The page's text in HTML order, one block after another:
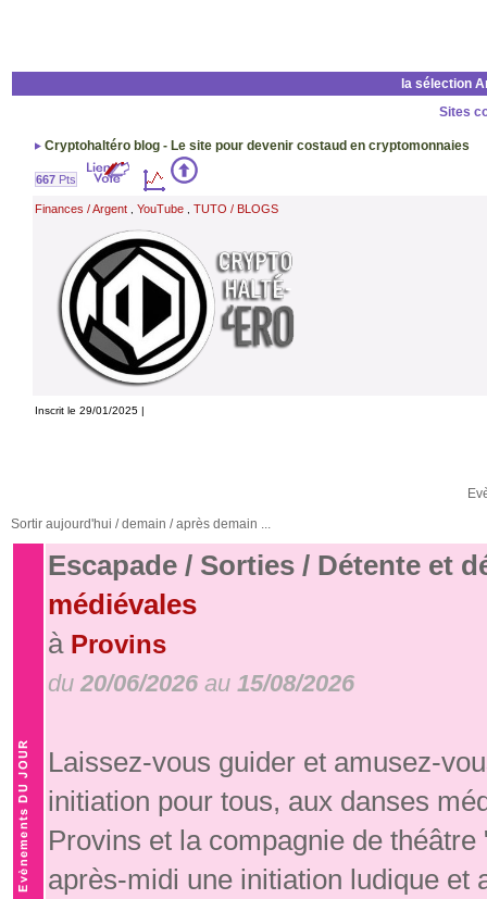
la sélection
Sites
Cryptohaltéro blog - Le site pour devenir costaud en cryptomonnaies
667Pts
Finances / Argent, YouTube, TUTO / BLOGS
Inscrit le 29/01/2025 |
Sortir aujourd'hui / demain / après demain ...
Escapade / Sorties / Détente et
médiévales
à Provins
du 20/06/2026 au 15/08/2026
Laissez-vous guider et amusez-
initiation pour tous, aux danses
Provins et la compagnie de
après-midi une initiation ludique et